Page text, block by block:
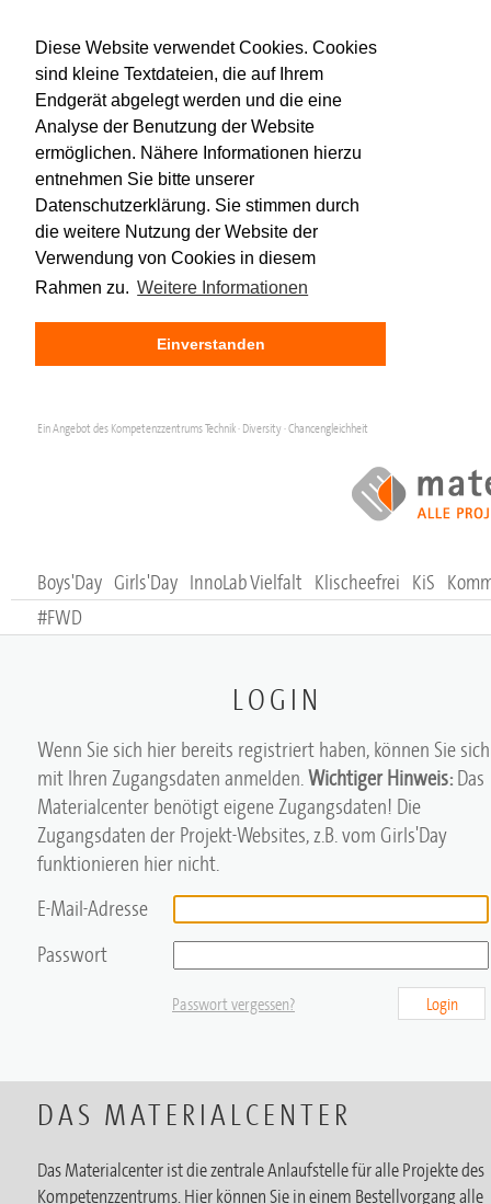
Diese Website verwendet Cookies. Cookies
sind kleine Textdateien, die auf Ihrem
Endgerät abgelegt werden und die eine
Analyse der Benutzung der Website
ermöglichen. Nähere Informationen hierzu
entnehmen Sie bitte unserer
Datenschutzerklärung. Sie stimmen durch
die weitere Nutzung der Website der
Verwendung von Cookies in diesem
Rahmen zu. Weitere Informationen
Einverstanden
Ein Angebot des Kompetenzzentrums Technik · Diversity · Chancengleichheit
Boys'Day Girls'Day InnoLab Vielfalt Klischeefrei KiS
#FWD
LOGIN
Wenn Sie sich hier bereits registriert haben, können Sie sich
mit Ihren Zugangsdaten anmelden. Wichtiger Hinweis: Das
Materialcenter benötigt eigene Zugangsdaten! Die
Zugangsdaten der Projekt-Websites, z.B. vom Girls'Day
funktionieren hier nicht.
E-Mail-Adresse
Passwort
Passwort vergessen? Login
DAS MATERIALCENTER
Das Materialcenter ist die zentrale Anlaufstelle für alle Projekte des
Kompetenzzentrums. Hier können Sie in einem Bestellvorgang alle